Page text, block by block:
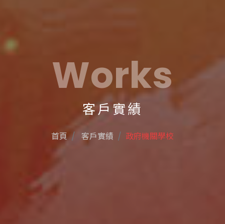
Works
客戶實績
首頁 客戶實績 政府機關學校